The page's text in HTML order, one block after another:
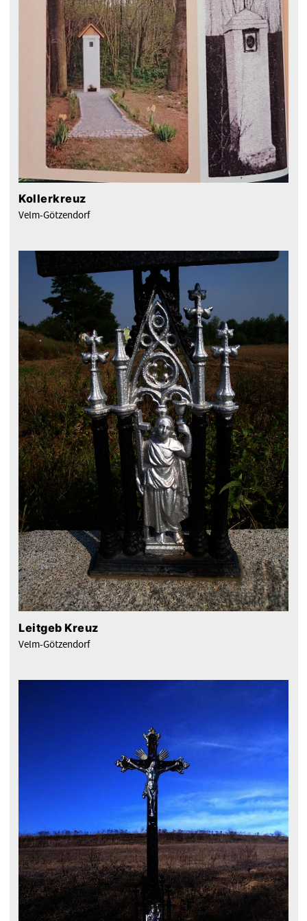
Kollerkreuz
Velm-Götzendorf
Leitgeb Kreuz
Velm-Götzendorf